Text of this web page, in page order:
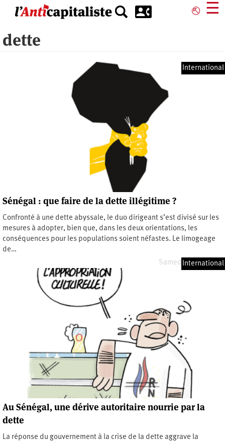
principal
⎋ ☰
dette
International
Sénégal : que faire de la dette illégitime ?
Confronté à une dette abyssale, le duo dirigeant s’est divisé sur les
mesures à adopter, bien que, dans les deux orientations, les
conséquences pour les populations soient néfastes. Le limogeage
de…
Samedi 13 juin 2026
International
Au Sénégal, une dérive autoritaire nourrie par la
dette
La réponse du gouvernement à la crise de la dette aggrave la